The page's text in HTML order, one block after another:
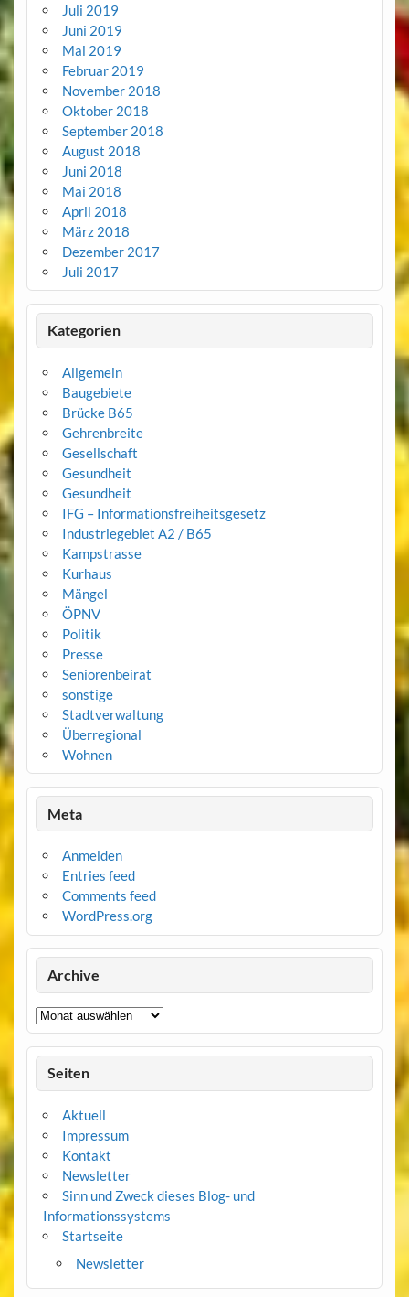
Juli 2019
Juni 2019
Mai 2019
Februar 2019
November 2018
Oktober 2018
September 2018
August 2018
Juni 2018
Mai 2018
April 2018
März 2018
Dezember 2017
Juli 2017
Kategorien
Allgemein
Baugebiete
Brücke B65
Gehrenbreite
Gesellschaft
Gesundheit
Gesundheit
IFG – Informationsfreiheitsgesetz
Industriegebiet A2 / B65
Kampstrasse
Kurhaus
Mängel
ÖPNV
Politik
Presse
Seniorenbeirat
sonstige
Stadtverwaltung
Überregional
Wohnen
Meta
Anmelden
Entries feed
Comments feed
WordPress.org
Archive
Archive
Seiten
Aktuell
Impressum
Kontakt
Newsletter
Sinn und Zweck dieses Blog- und
Informationssystems
Startseite
Newsletter